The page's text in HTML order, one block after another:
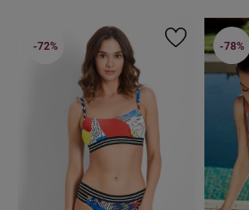
-72% -78%